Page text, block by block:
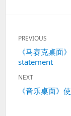
文
章
导
航
PREVIOUS
Previous
post:
《马赛克桌面
statement
NEXT
Next
《音乐桌面》